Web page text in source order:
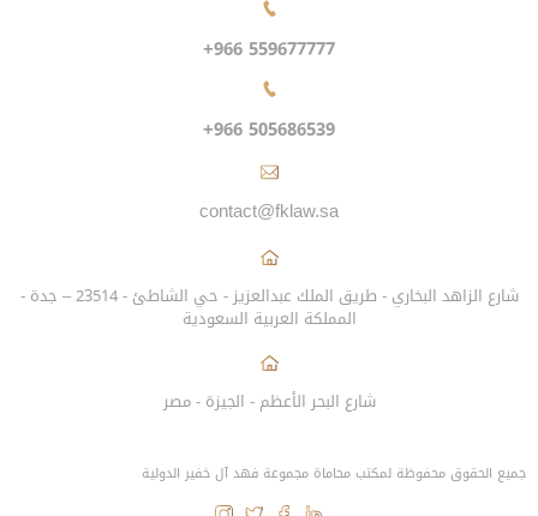
+966 559677777
+966 505686539
contact@fklaw.sa
شارع الزاهد البخاري - طريق الملك عبدالعزيز - حي الشاطئ - 23514 – جدة -
المملكة العربية السعودية
شارع البحر الأعظم - الجيزة - مصر
جميع الحقوق محفوظة لمكتب محاماة مجموعة فهد آل خفير الدولية